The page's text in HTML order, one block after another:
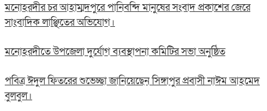
মনোহরদীর চর আহাম্মদপুরে পানিবন্দি মানুষের সংবাদ প্রকাশের জেরে
সাংবাদিক লাঞ্ছিতের অভিযোগ।
মনোহরদীতে উপজেলা দুর্যোগ ব্যবস্থাপনা কমিটির সভা অনুষ্ঠিত
পবিত্র ঈদুল ফিতরের শুভেচ্ছা জানিয়েছেন সিঙ্গাপুর প্রবাসী নাঈম আহমেদ
বুলবুল।